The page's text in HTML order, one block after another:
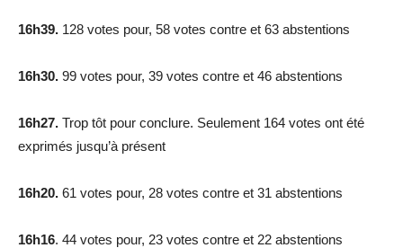
16h39. 128 votes pour, 58 votes contre et 63 abstentions
16h30. 99 votes pour, 39 votes contre et 46 abstentions
16h27. Trop tôt pour conclure. Seulement 164 votes ont été
exprimés jusqu’à présent
16h20. 61 votes pour, 28 votes contre et 31 abstentions
16h16. 44 votes pour, 23 votes contre et 22 abstentions